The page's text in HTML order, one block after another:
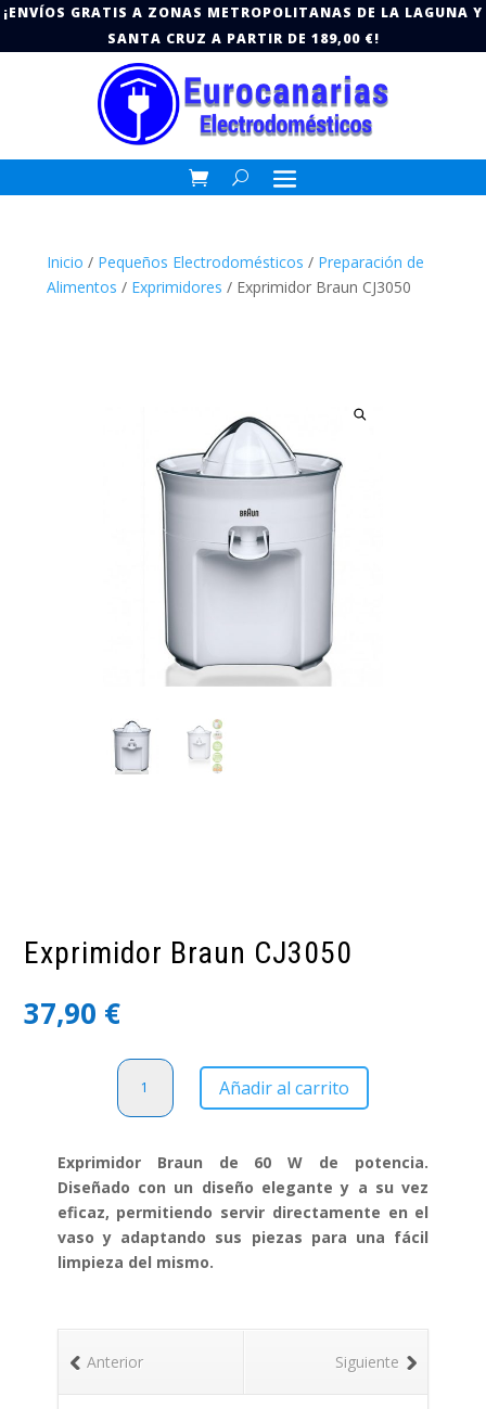
¡ENVÍOS GRATIS A ZONAS METROPOLITANAS DE LA LAGUNA Y
SANTA CRUZ A PARTIR DE 189,00 €!
Inicio / Pequeños Electrodomésticos / Preparación de
Alimentos / Exprimidores / Exprimidor Braun CJ3050
Exprimidor Braun CJ3050
37,90 €
Exprimidor
Braun
CJ3050
Añadir al carrito
Exprimidor Braun de 60 W de potencia.
Diseñado con un diseño elegante y a su vez
eficaz, permitiendo servir directamente en el
vaso y adaptando sus piezas para una fácil
limpieza del mismo.
Siguiente
Anterior